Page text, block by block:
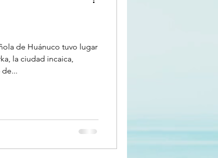
de Huánuco tuvo lugar
la ciudad incaica,